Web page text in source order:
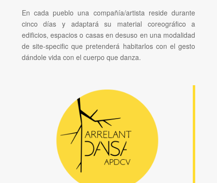
En cada pueblo una compañía/artista reside durante
cinco días y adaptará su material coreográfico a
edificios, espacios o casas en desuso en una modalidad
de site-specific que pretenderá habitarlos con el gesto
dándole vida con el cuerpo que danza.